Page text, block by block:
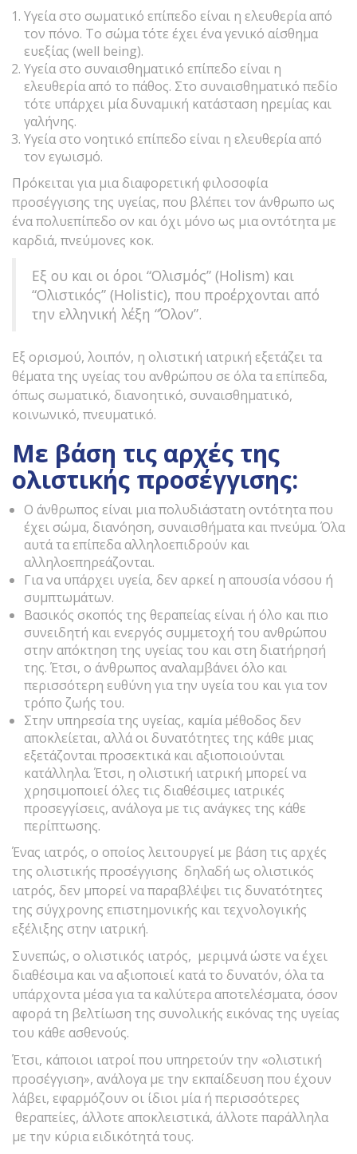
Υγεία στο σωματικό επίπεδο είναι η ελευθερία από
τον πόνο. Το σώμα τότε έχει ένα γενικό αίσθημα
ευεξίας (well being).
Υγεία στο συναισθηματικό επίπεδο είναι η
ελευθερία από το πάθος. Στο συναισθηματικό πεδίο
τότε υπάρχει μία δυναμική κατάσταση ηρεμίας και
γαλήνης.
Υγεία στο νοητικό επίπεδο είναι η ελευθερία από
τον εγωισμό.
Πρόκειται για μια διαφορετική φιλοσοφία
προσέγγισης της υγείας, που βλέπει τον άνθρωπο ως
ένα πολυεπίπεδο ον και όχι μόνο ως μια οντότητα με
καρδιά, πνεύμονες κοκ.
Εξ ου και οι όροι “Ολισμός” (Holism) και
“Ολιστικός” (Holistic), που προέρχονται από
την ελληνική λέξη “Όλον”.
Εξ ορισμού, λοιπόν, η ολιστική ιατρική εξετάζει τα
θέματα της υγείας του ανθρώπου σε όλα τα επίπεδα,
όπως σωματικό, διανοητικό, συναισθηματικό,
κοινωνικό, πνευματικό.
Με βάση τις αρχές της
ολιστικής προσέγγισης:
Ο άνθρωπος είναι μια πολυδιάστατη οντότητα που
έχει σώμα, διανόηση, συναισθήματα και πνεύμα. Όλα
αυτά τα επίπεδα αλληλοεπιδρούν και
αλληλοεπηρεάζονται.
Για να υπάρχει υγεία, δεν αρκεί η απουσία νόσου ή
συμπτωμάτων.
Βασικός σκοπός της θεραπείας είναι ή όλο και πιο
συνειδητή και ενεργός συμμετοχή του ανθρώπου
στην απόκτηση της υγείας του και στη διατήρησή
της. Έτσι, ο άνθρωπος αναλαμβάνει όλο και
περισσότερη ευθύνη για την υγεία του και για τον
τρόπο ζωής του.
Στην υπηρεσία της υγείας, καμία μέθοδος δεν
αποκλείεται, αλλά οι δυνατότητες της κάθε μιας
εξετάζονται προσεκτικά και αξιοποιούνται
κατάλληλα. Έτσι, η ολιστική ιατρική μπορεί να
χρησιμοποιεί όλες τις διαθέσιμες ιατρικές
προσεγγίσεις, ανάλογα με τις ανάγκες της κάθε
περίπτωσης.
Ένας ιατρός, ο οποίος λειτουργεί με βάση τις αρχές
της ολιστικής προσέγγισης δηλαδή ως ολιστικός
ιατρός, δεν μπορεί να παραβλέψει τις δυνατότητες
της σύγχρονης επιστημονικής και τεχνολογικής
εξέλιξης στην ιατρική.
Συνεπώς, ο ολιστικός ιατρός, μεριμνά ώστε να έχει
διαθέσιμα και να αξιοποιεί κατά το δυνατόν, όλα τα
υπάρχοντα μέσα για τα καλύτερα αποτελέσματα, όσον
αφορά τη βελτίωση της συνολικής εικόνας της υγείας
του κάθε ασθενούς.
Έτσι, κάποιοι ιατροί που υπηρετούν την «ολιστική
προσέγγιση», ανάλογα με την εκπαίδευση που έχουν
λάβει, εφαρμόζουν οι ίδιοι μία ή περισσότερες
θεραπείες, άλλοτε αποκλειστικά, άλλοτε παράλληλα
με την κύρια ειδικότητά τους.